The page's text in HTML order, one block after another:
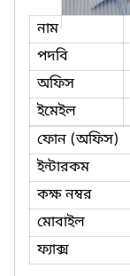
নাম
পদবি
অফিস
ইমেইল
ফোন (অফিস)
ইন্টারকম
কক্ষ নম্বর
মোবাইল
ফ্যাক্স